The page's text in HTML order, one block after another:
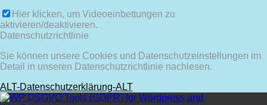
Hier klicken, um Videoeinbettungen zu
aktivieren/deaktivieren.
Datenschutzrichtlinie
Sie können unsere Cookies und Datenschutzeinstellungen im
Detail in unseren Datenschutzrichtlinie nachlesen.
ALT-Datenschutzerklärung-ALT